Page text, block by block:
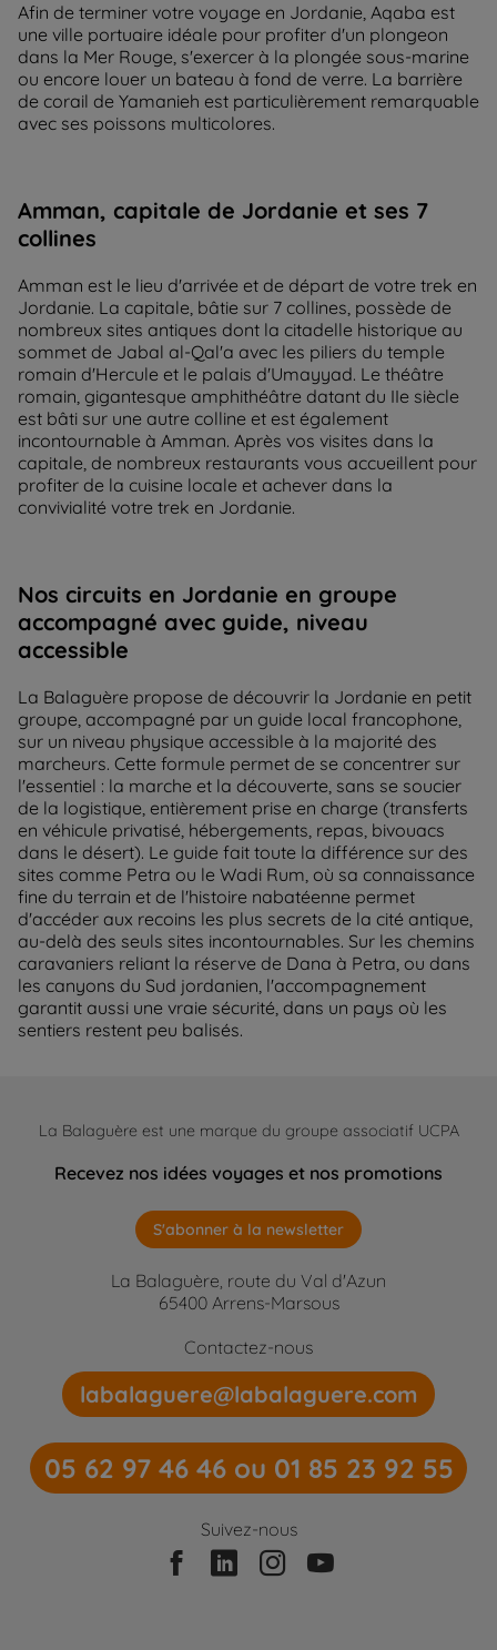
Afin de terminer votre voyage en Jordanie, Aqaba est
une ville portuaire idéale pour profiter d'un plongeon
dans la Mer Rouge, s'exercer à la plongée sous-marine
ou encore louer un bateau à fond de verre. La barrière
de corail de Yamanieh est particulièrement remarquable
avec ses poissons multicolores.
Amman, capitale de Jordanie et ses 7
collines
Amman est le lieu d'arrivée et de départ de votre trek en
Jordanie. La capitale, bâtie sur 7 collines, possède de
nombreux sites antiques dont la citadelle historique au
sommet de Jabal al-Qal'a avec les piliers du temple
romain d'Hercule et le palais d'Umayyad. Le théâtre
romain, gigantesque amphithéâtre datant du IIe siècle
est bâti sur une autre colline et est également
incontournable à Amman. Après vos visites dans la
capitale, de nombreux restaurants vous accueillent pour
profiter de la cuisine locale et achever dans la
convivialité votre trek en Jordanie.
Nos circuits en Jordanie en groupe
accompagné avec guide, niveau
accessible
La Balaguère propose de découvrir la Jordanie en petit
groupe, accompagné par un guide local francophone,
sur un niveau physique accessible à la majorité des
marcheurs. Cette formule permet de se concentrer sur
l'essentiel : la marche et la découverte, sans se soucier
de la logistique, entièrement prise en charge (transferts
en véhicule privatisé, hébergements, repas, bivouacs
dans le désert). Le guide fait toute la différence sur des
sites comme Petra ou le Wadi Rum, où sa connaissance
fine du terrain et de l'histoire nabatéenne permet
d'accéder aux recoins les plus secrets de la cité antique,
au-delà des seuls sites incontournables. Sur les chemins
caravaniers reliant la réserve de Dana à Petra, ou dans
les canyons du Sud jordanien, l'accompagnement
garantit aussi une vraie sécurité, dans un pays où les
sentiers restent peu balisés.
La Balaguère est une marque du groupe associatif UCPA
Recevez nos idées voyages et nos promotions
S'abonner à la newsletter
La Balaguère, route du Val d'Azun
65400 Arrens-Marsous
Contactez-nous
labalaguere@labalaguere.com
05 62 97 46 46 ou 01 85 23 92 55
Suivez-nous